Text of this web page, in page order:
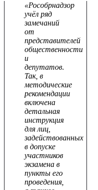
«Рособрнадзор
учёл ряд
замечаний
от
представителей
общественности
и
депутатов.
Так, в
методические
рекомендации
включена
детальная
инструкция
для лиц,
задействованных
в допуске
участников
экзамена в
пункты его
проведения,